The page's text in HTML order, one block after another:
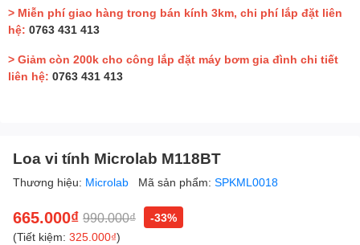
> Miễn phí giao hàng trong bán kính 3km, chi phí lắp đặt liên
hệ: 0763 431 413
> Giảm còn 200k cho công lắp đặt máy bơm gia đình chi tiết
liên hệ: 0763 431 413
Loa vi tính Microlab M118BT
Thương hiệu: Microlab Mã sản phẩm: SPKML0018
665.000₫ 990.000₫
-33%
(Tiết kiệm: 325.000₫)